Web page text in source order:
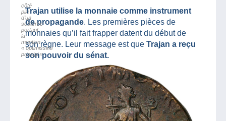
Trajan utilise la monnaie comme instrument
de propagande. Les premières pièces de
monnaies qu’il fait frapper datent du début de
son règne. Leur message est que Trajan a reçu
son pouvoir du sénat.
côté
pile
d’un
sesterce
portant
la
mention
« optimissimi
principi »